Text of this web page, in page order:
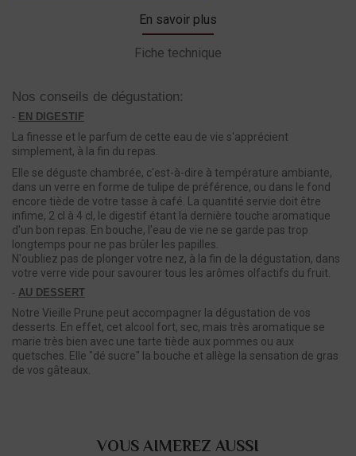
En savoir plus
Fiche technique
Nos conseils de dégustation:
- EN DIGESTIF
La finesse et le parfum de cette eau de vie s'apprécient
simplement, à la fin du repas.
Elle se déguste chambrée, c'est-à-dire à température ambiante,
dans un verre en forme de tulipe de préférence, ou dans le fond
encore tiède de votre tasse à café. La quantité servie doit être
infime, 2 cl à 4 cl, le digestif étant la dernière touche aromatique
d'un bon repas. En bouche, l'eau de vie ne se garde pas trop
longtemps pour ne pas brûler les papilles.
N'oubliez pas de plonger votre nez, à la fin de la dégustation, dans
votre verre vide pour savourer tous les arômes olfactifs du fruit.
- AU DESSERT
Notre Vieille Prune peut accompagner la dégustation de vos
desserts. En effet, cet alcool fort, sec, mais très aromatique se
marie très bien avec une tarte tiède aux pommes ou aux
quetsches. Elle "dé sucre" la bouche et allège la sensation de gras
de vos gâteaux.
VOUS AIMEREZ AUSSI